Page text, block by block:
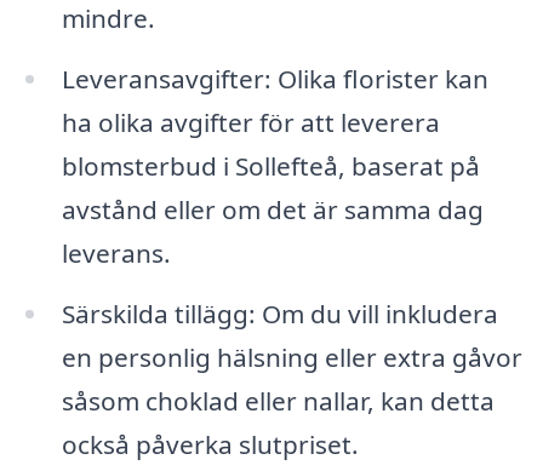
mindre.
Leveransavgifter: Olika florister kan
ha olika avgifter för att leverera
blomsterbud i Sollefteå, baserat på
avstånd eller om det är samma dag
leverans.
Särskilda tillägg: Om du vill inkludera
en personlig hälsning eller extra gåvor
såsom choklad eller nallar, kan detta
också påverka slutpriset.